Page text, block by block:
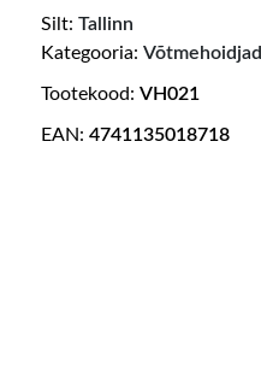
EAN: 4741135018718
Tootekood: VH021
Kategooria: Võtmehoidjad
Silt: Tallinn